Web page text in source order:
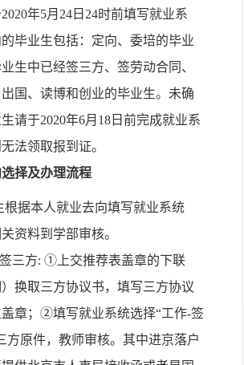
2020年5月 24 日 24时前填写就业系
毕业生包括：定向、委培的毕业
生中已经签三方、签劳动合同、
国、读博和创业的毕业生。未确
请于2020年6月 18 日前完成就业系
法领取报到证。
择及办理流程
根据本人就业去向填写就业系统
资料到学部审核。
签三方: ① 上交推荐表盖章的下联
）换取三方协议书，填写三方协议
章；②填写就业系统选择“工作-签
方原件，教师审核。其中进京落户